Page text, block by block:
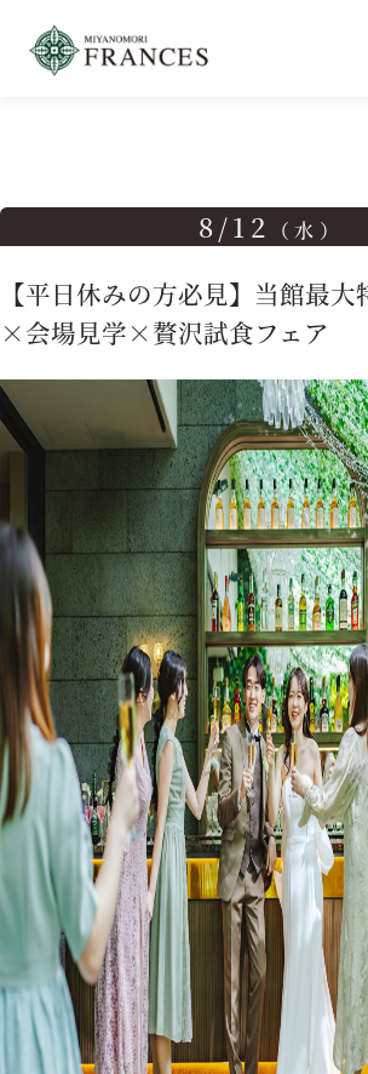
チャペル
料理
ドレス
プラン
施設紹介
フォトガイドツアー
ブライダルフェア
ニュース
パーティレポート
8/12 （水）
【平日休みの方必見】当館最
×会場見学×贅沢試食フェア